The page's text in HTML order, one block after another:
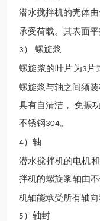
潜水搅拌机的壳体
承受荷载。其表面平
3 ） 螺旋浆
螺旋浆的叶片为3 片
螺旋浆与轴之间须
具有自清洁， 免振
不锈钢304。
4）轴
潜水搅拌机的电机
拌机的螺旋浆轴由
机轴能承受所有轴向
5 ）轴封